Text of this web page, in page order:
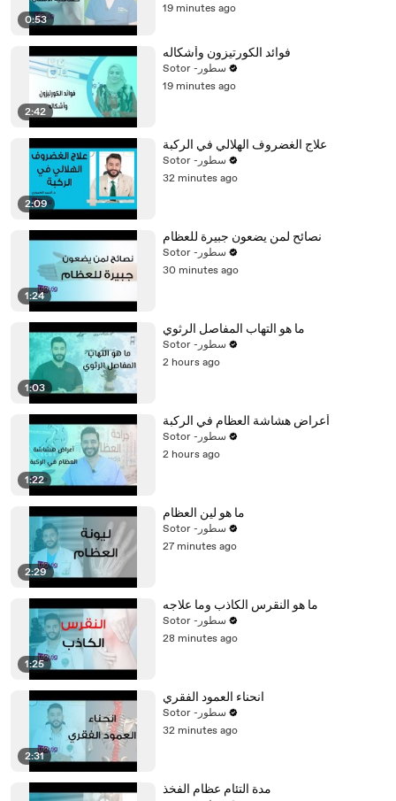
0:53
19 minutes ago
2:42
فوائد الكورتيزون وأشكاله
Sotor -سطور
19 minutes ago
2:09
علاج الغضروف الهلالي في الركبة
Sotor -سطور
32 minutes ago
1:24
نصائح لمن يضعون جبيرة للعظام
Sotor -سطور
30 minutes ago
1:03
ما هو التهاب المفاصل الرثوي
Sotor -سطور
2 hours ago
1:22
أعراض هشاشة العظام في الركبة
Sotor -سطور
2 hours ago
2:29
ما هو لين العظام
Sotor -سطور
27 minutes ago
1:25
ما هو النقرس الكاذب وما علاجه
Sotor -سطور
28 minutes ago
2:31
انحناء العمود الفقري
Sotor -سطور
32 minutes ago
مدة التئام عظام الفخذ